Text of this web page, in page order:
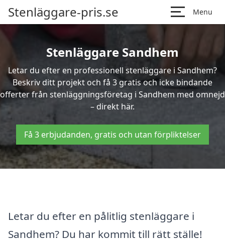
Stenläggare-pris.se Menu
Stenläggare Sandhem
Letar du efter en professionell stenläggare i Sandhem?
Beskriv ditt projekt och få 3 gratis och icke bindande
offerter från stenläggningsföretag i Sandhem med omnejd
– direkt här.
Få 3 erbjudanden, gratis och utan förpliktelser
Letar du efter en pålitlig stenläggare i
Sandhem? Du har kommit till rätt ställe!